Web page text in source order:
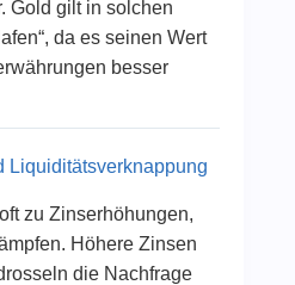
Gold gilt in solchen
da es seinen Wert
besser
Liquiditätsverknappung
zu Zinserhöhungen,
Höhere Zinsen
die Nachfrage